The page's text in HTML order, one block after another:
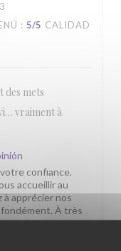
: 5/5 CALIDAD
des mets
vraiment à
confiance.
accueillir au
à apprécier nos
À très